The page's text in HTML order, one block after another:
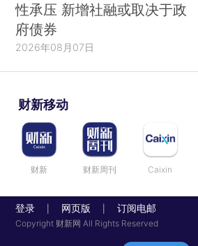
性承压 新增社融或取决于政
府债券
2026年08月07日
财新移动
财新 财新周刊 Caixin
登录 网页版 订阅电邮
Copyright 财新网 All Rights Reserved